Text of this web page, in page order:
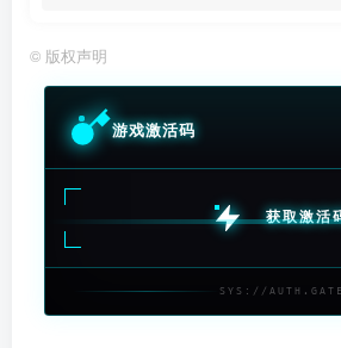
© 版权声明
游戏激活码
获取激活
SYS://AUTH.GATE